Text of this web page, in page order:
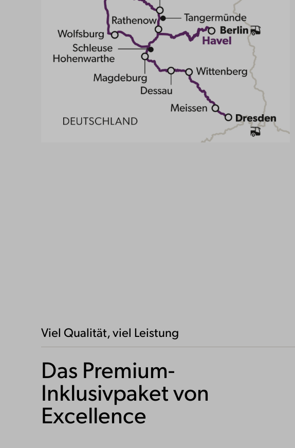
Viel Qualität, viel Leistung
Das Premium-
Inklusivpaket von
Excellence